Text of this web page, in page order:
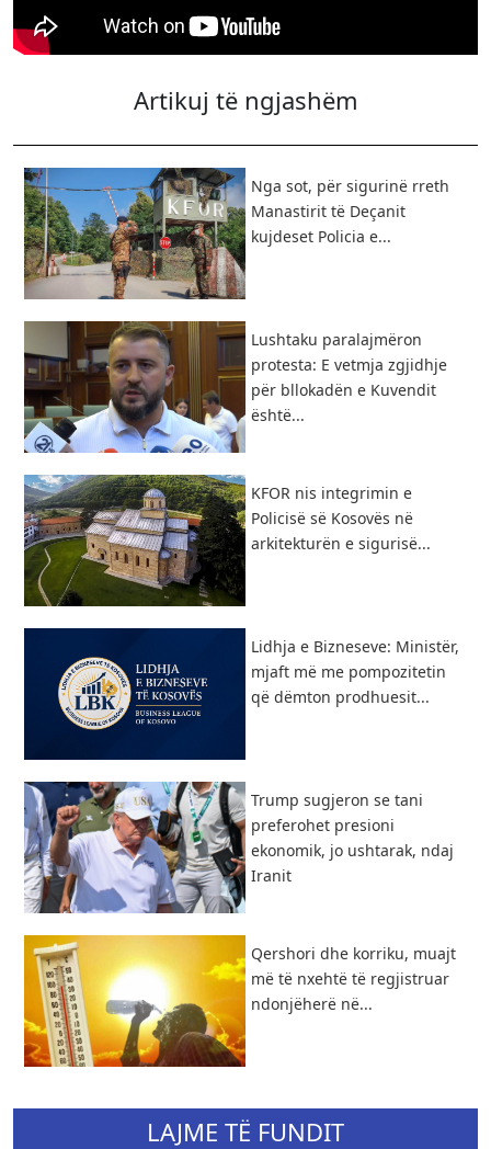
Artikuj të ngjashëm
Nga sot, për sigurinë rreth
Manastirit të Deçanit
kujdeset Policia e...
​Lushtaku paralajmëron
protesta: E vetmja zgjidhje
për bllokadën e Kuvendit
është...
KFOR nis integrimin e
Policisë së Kosovës në
arkitekturën e sigurisë...
Lidhja e Bizneseve: Ministër,
mjaft më me pompozitetin
që dëmton prodhuesit...
Trump sugjeron se tani
preferohet presioni
ekonomik, jo ushtarak, ndaj
Iranit
Qershori dhe korriku, muajt
më të nxehtë të regjistruar
ndonjëherë në...
LAJME TË FUNDIT